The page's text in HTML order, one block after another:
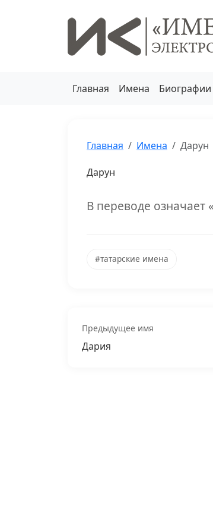
Главная Имена Биографии
Главная Имена Дарун
Дарун
В переводе означает
#татарские имена
Предыдущее имя
Дария